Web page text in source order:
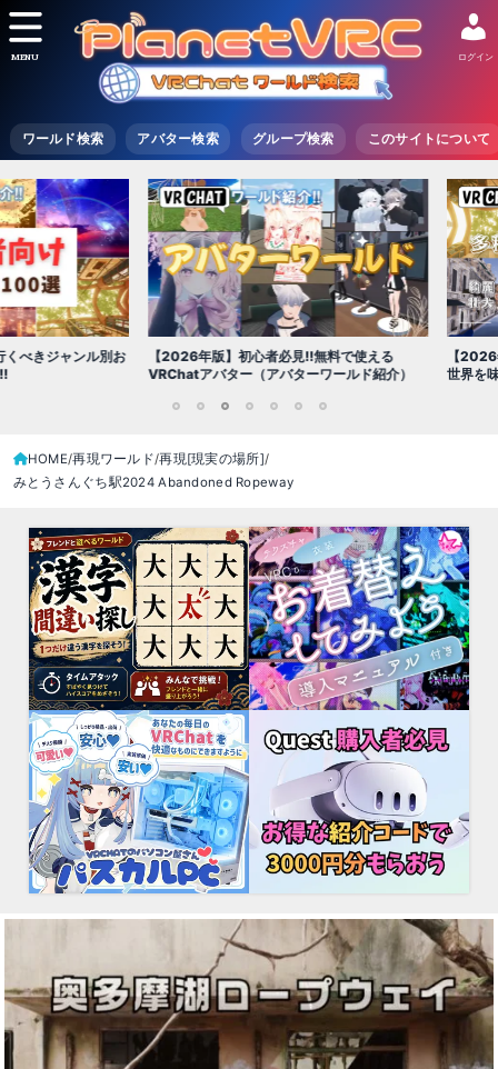
ワールド検索 アバター検索 グループ検索 このサイトについて
ログイン
MENU
ャンル別お
【2026年版】初心者必見!!無料で使える
VRChatアバター（アバターワールド紹介）
【2026年版
世界を味わえ
HOME 再現ワールド 再現[現実の場所]
みとうさんぐち駅2024 Abandoned Ropeway